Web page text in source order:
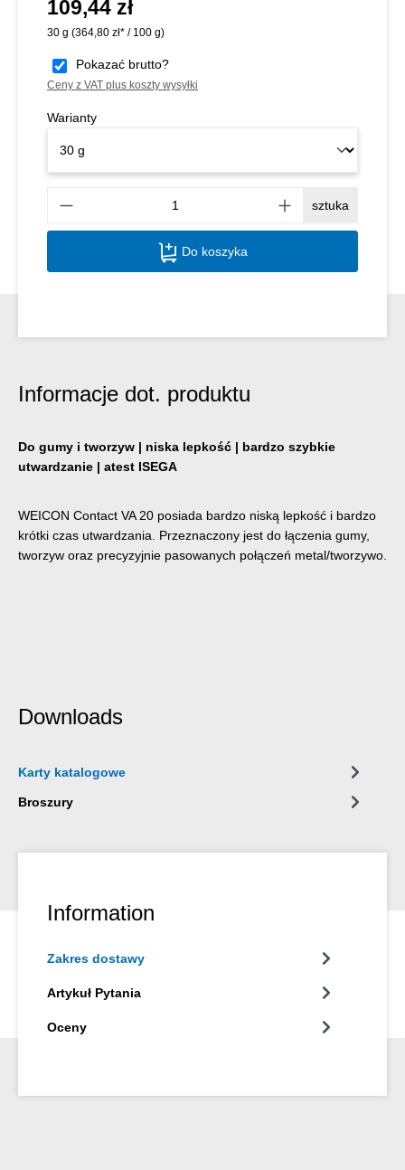
Cena regularna:
109,44 zł
30 g (364,80 zł* / 100 g)
Pokazać brutto?
Ceny z VAT plus koszty wysyłki
Warianty
sztuka
Do koszyka
Informacje dot. produktu
Do gumy i tworzyw | niska lepkość | bardzo szybkie
utwardzanie | atest ISEGA
WEICON Contact VA 20 posiada bardzo niską lepkość i bardzo
krótki czas utwardzania. Przeznaczony jest do łączenia gumy,
tworzyw oraz precyzyjnie pasowanych połączeń metal/tworzywo.
Downloads
Karty katalogowe
Broszury
Information
Zakres dostawy
Artykuł Pytania
Oceny